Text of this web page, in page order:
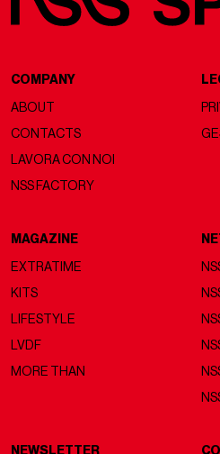
COMPANY
ABOUT
CONTACTS
LAVORA CON NOI
NSS FACTORY
MAGAZINE
EXTRATIME
KITS
LIFESTYLE
LVDF
MORE THAN
NEWSLETTER